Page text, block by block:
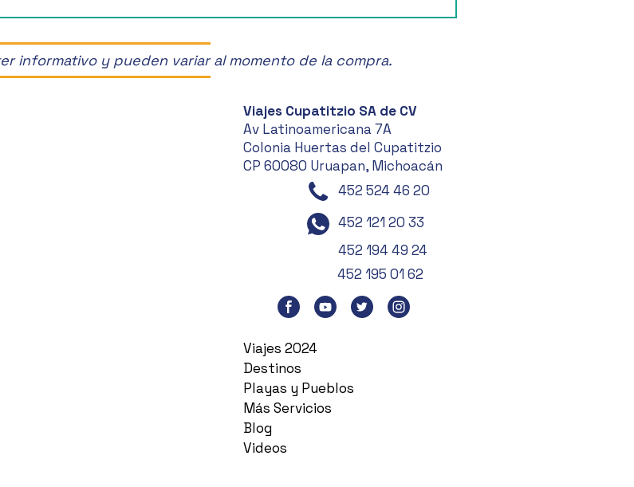
informativo y pueden variar al momento de la compra.
Viajes Cupatitzio SA de CV
Av Latinoamericana 7A
Colonia Huertas del Cupatitzio
CP 60080 Uruapan, Michoacán
452 524 46 20
452 121 20 33
452 194 49 24
452 195 01 62
Viajes 2024
Destinos
Playas y Pueblos
Más Servicios
Blog
Videos